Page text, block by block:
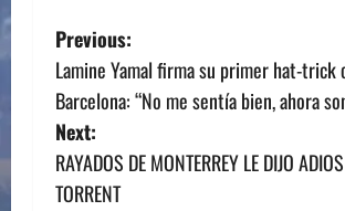
P
o
s
t
Previous:
Lamine Yamal firma su primer hat-trick
Barcelona: “No me sentía bien, ahora
Next:
RAYADOS DE MONTERREY LE DIJO
TORRENT